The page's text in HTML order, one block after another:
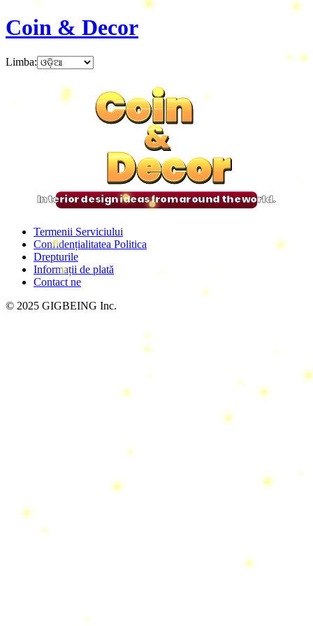
Coin & Decor
Limba:
Coin
&
Decor
Coin
&
Decor
Coin
&
Decor
Coin
&
Decor
Interior design ideas from around the world.
Termenii Serviciului
Confidențialitatea Politica
Drepturile
Informații de plată
Contact ne
© 2025 GIGBEING Inc.